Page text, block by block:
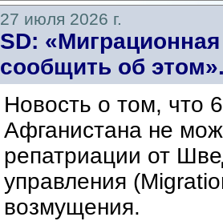
27 июля 2026 г.
SD:
сообщить об
Новость о том, что
Афганистана не
репатриации от
управления
возмущения.